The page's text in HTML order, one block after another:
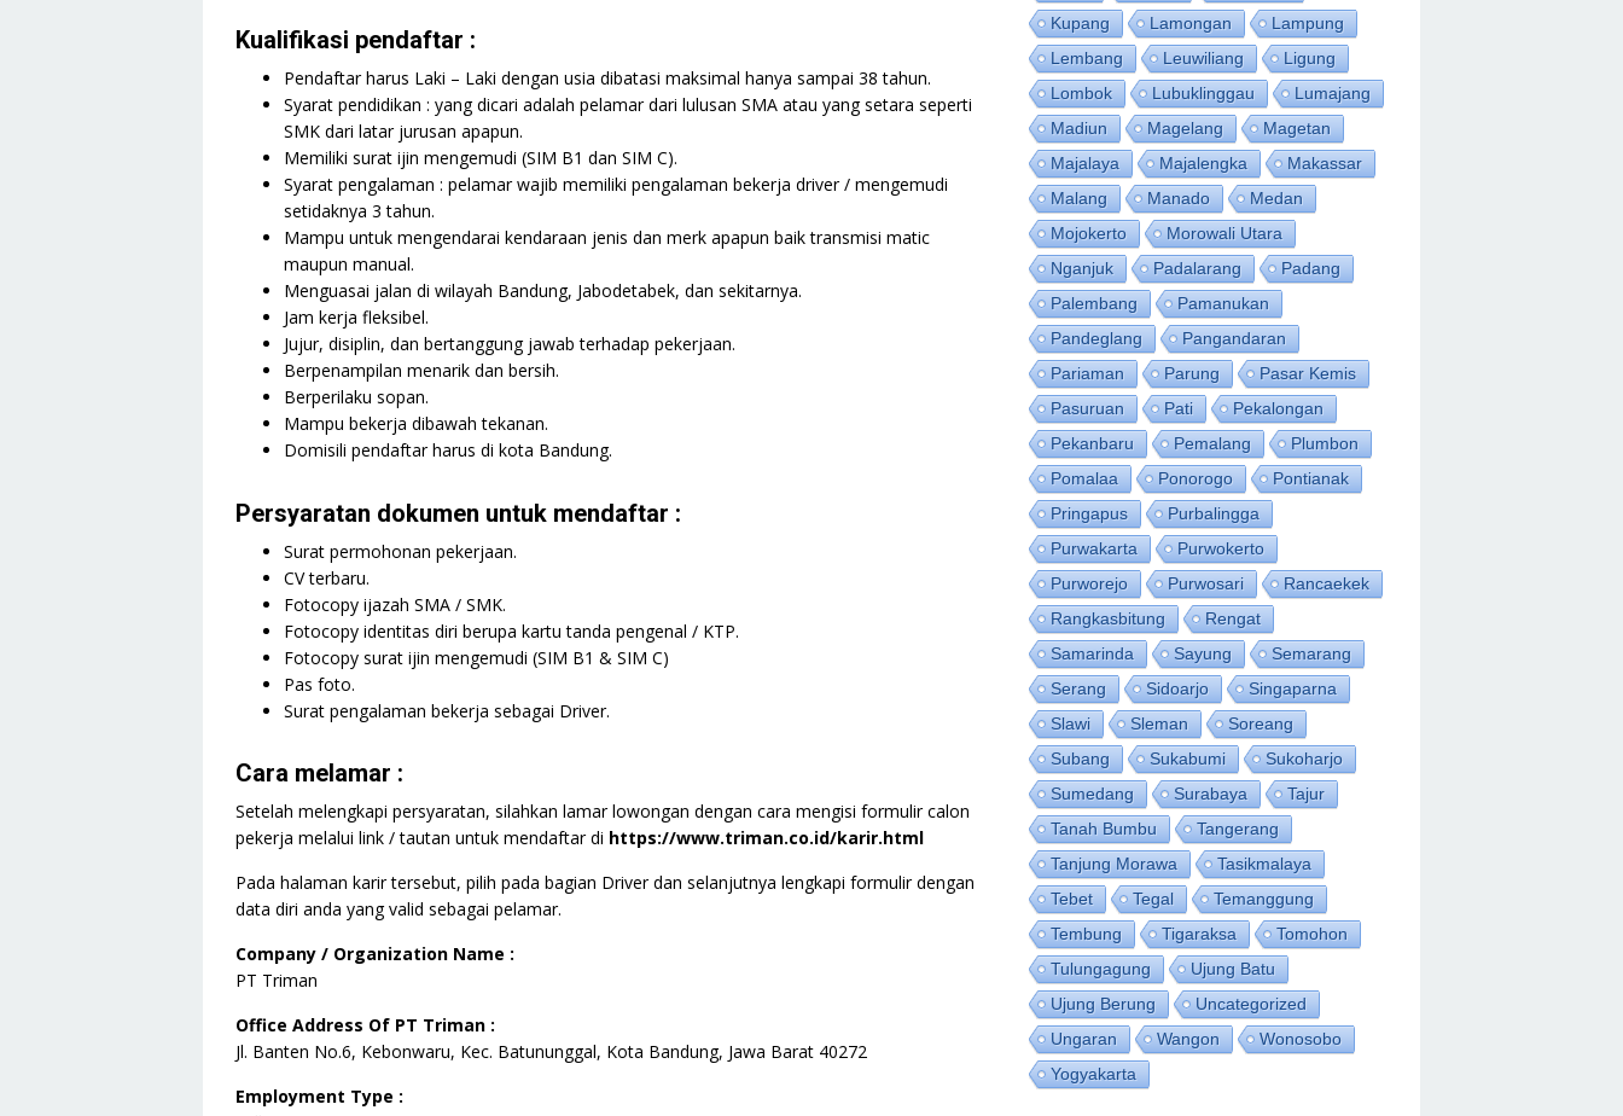
Kualifikasi pendaftar :
Pendaftar harus Laki – Laki dengan usia dibatasi maksimal hanya sampai 38 tahun.
Syarat pendidikan : yang dicari adalah pelamar dari lulusan SMA atau yang setara seperti
SMK dari latar jurusan apapun.
Memiliki surat ijin mengemudi (SIM B1 dan SIM C).
Syarat pengalaman : pelamar wajib memiliki pengalaman bekerja driver / mengemudi
setidaknya 3 tahun.
Mampu untuk mengendarai kendaraan jenis dan merk apapun baik transmisi matic
maupun manual.
Menguasai jalan di wilayah Bandung, Jabodetabek, dan sekitarnya.
Jam kerja fleksibel.
Jujur, disiplin, dan bertanggung jawab terhadap pekerjaan.
Berpenampilan menarik dan bersih.
Berperilaku sopan.
Mampu bekerja dibawah tekanan.
Domisili pendaftar harus di kota Bandung.
Persyaratan dokumen untuk mendaftar :
Surat permohonan pekerjaan.
CV terbaru.
Fotocopy ijazah SMA / SMK.
Fotocopy identitas diri berupa kartu tanda pengenal / KTP.
Fotocopy surat ijin mengemudi (SIM B1 & SIM C)
Pas foto.
Surat pengalaman bekerja sebagai Driver.
Cara melamar :
Setelah melengkapi persyaratan, silahkan lamar lowongan dengan cara mengisi formulir calon
pekerja melalui link / tautan untuk mendaftar di https://www.triman.co.id/karir.html
Pada halaman karir tersebut, pilih pada bagian Driver dan selanjutnya lengkapi formulir dengan
data diri anda yang valid sebagai pelamar.
Company / Organization Name :
PT Triman
Office Address Of PT Triman :
Jl. Banten No.6, Kebonwaru, Kec. Batununggal, Kota Bandung, Jawa Barat 40272
Employment Type :
Kupang
Lamongan
Lampung
Lembang
Leuwiliang
Ligung
Lombok
Lubuklinggau
Lumajang
Madiun
Magelang
Magetan
Majalaya
Majalengka
Makassar
Malang
Manado
Medan
Mojokerto
Morowali Utara
Nganjuk
Padalarang
Padang
Palembang
Pamanukan
Pandeglang
Pangandaran
Pariaman
Parung
Pasar Kemis
Pasuruan
Pati
Pekalongan
Pekanbaru
Pemalang
Plumbon
Pomalaa
Ponorogo
Pontianak
Pringapus
Purbalingga
Purwakarta
Purwokerto
Purworejo
Purwosari
Rancaekek
Rangkasbitung
Rengat
Samarinda
Sayung
Semarang
Serang
Sidoarjo
Singaparna
Slawi
Sleman
Soreang
Subang
Sukabumi
Sukoharjo
Sumedang
Surabaya
Tajur
Tanah Bumbu
Tangerang
Tanjung Morawa
Tasikmalaya
Tebet
Tegal
Temanggung
Tembung
Tigaraksa
Tomohon
Tulungagung
Ujung Batu
Ujung Berung
Uncategorized
Ungaran
Wangon
Wonosobo
Yogyakarta